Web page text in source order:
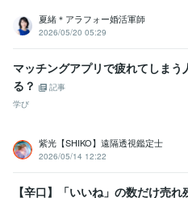
夏緒＊アラフォー婚活軍師
2026/05/20 05:29
マッチングアプリで疲れてしまう
る？
記事
学び
紫光【SHIKO】遠隔透視鑑定士
2026/05/14 12:22
【辛口】「いいね」の数だけ売れ